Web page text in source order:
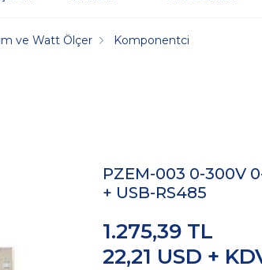
ve Watt Ölçer Komponentci
PZEM-003 0-300V
+ USB-RS485
22,21 USD +
1.275,39 TL